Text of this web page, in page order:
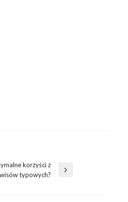
korzyści z
typowych?